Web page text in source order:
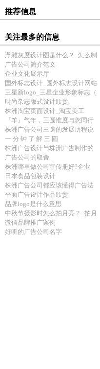
推荐信息
关注最多的信息
浮雕灰度设计图是什么？_怎么制
广告公司简介范文
企业文化展示厅
国外标志设计_国外标志设计网站
三星新logo_三星企业形象标志（
时尚杂志版式设计欣赏
株洲淘宝页面设计_淘宝美工
『羊』气年，三圆惟度与您同行
株洲广告公司三圆的发展历程说
一 分 钟 了 解 三 圆
株洲广告设计与株洲广告制作的
广告公司的取舍
株洲哪里做公司宣传册好?企业
日本食品包装设计
株洲广告公司都应该懂得广告法
平面广告设计作品欣赏
品牌logo是什么意思
中秋节摄影时怎么拍月亮？_拍月
微信品牌推广案例
好听的广告公司名字